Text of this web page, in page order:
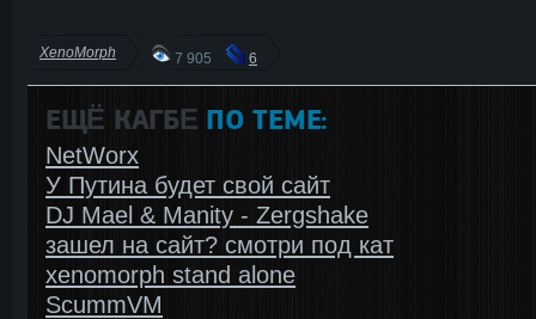
XenoMorph 7 905 6
ЕЩЁ КАГБΕ ПО ТЕМЕ:
NetWorx
У Путина будет свой сайт
DJ Mael & Manity - Zergshake
зашел на сайт? смотри под кат
xenomorph stand alone
ScummVM